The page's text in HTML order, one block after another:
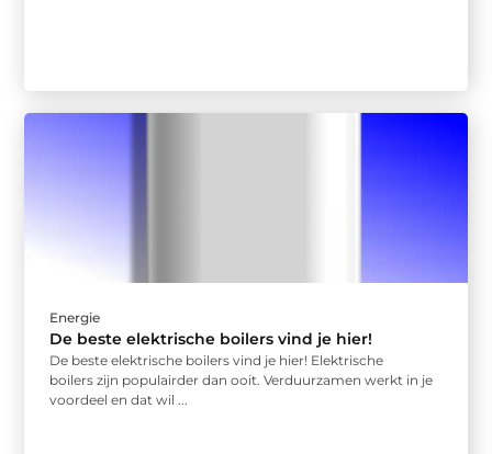
Energie
De beste elektrische boilers vind je hier!
De beste elektrische boilers vind je hier! Elektrische
boilers zijn populairder dan ooit. Verduurzamen werkt in je
voordeel en dat wil ...